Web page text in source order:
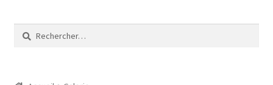
le
A propos
Rechercher :